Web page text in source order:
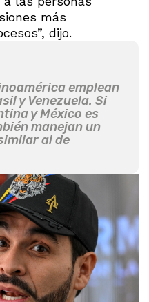
más
dijo.
emplean
y Venezuela. Si
y México es
manejan un
al de